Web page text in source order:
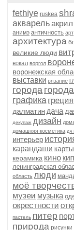
fethiye ruskea
акварельакрил
анимэ античность арт
архитектура бг
великие люди
вокал воргол
воронежская
выставки вязание
города
графика греция
далматин дача
декупаж дизайн
домашняя косметика дч
интерьер
карандаши
керамика кино
ленинградская
область люди
моё
музеи музыка
окрестности
пастель питер
природа рисунки